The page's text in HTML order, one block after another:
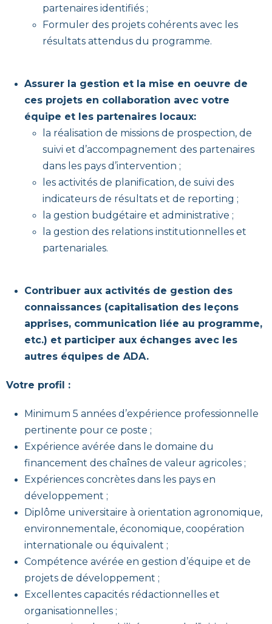
partenaires identifiés ;
Formuler des projets cohérents avec les
résultats attendus du programme.
Assurer la gestion et la mise en oeuvre de
ces projets en collaboration avec votre
équipe et les partenaires locaux:
la réalisation de missions de prospection, de
suivi et d’accompagnement des partenaires
dans les pays d’intervention ;
les activités de planification, de suivi des
indicateurs de résultats et de reporting ;
la gestion budgétaire et administrative ;
la gestion des relations institutionnelles et
partenariales.
Contribuer aux activités de gestion des
connaissances (capitalisation des leçons
apprises, communication liée au programme,
etc.) et participer aux échanges avec les
autres équipes de ADA.
Votre profil :
Minimum 5 années d’expérience professionnelle
pertinente pour ce poste ;
Expérience avérée dans le domaine du
financement des chaînes de valeur agricoles ;
Expériences concrètes dans les pays en
développement ;
Diplôme universitaire à orientation agronomique,
environnementale, économique, coopération
internationale ou équivalent ;
Compétence avérée en gestion d’équipe et de
projets de développement ;
Excellentes capacités rédactionnelles et
organisationnelles ;